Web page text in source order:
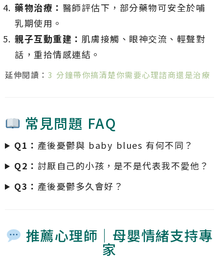
藥物治療： 醫師評估下，部分藥物可安全於哺
乳期使用。
親子互動重建： 肌膚接觸、眼神交流、輕聲對
話，重拾情感連結。
延伸閱讀： 3 分鐘帶你搞清楚你需要心理諮商還是治療
常見問題 FAQ
Q1： 產後憂鬱與 baby blues 有何不同？
Q2： 討厭自己的小孩，是不是代表我不愛他？
Q3： 產後憂鬱多久會好？
推薦心理師｜母嬰情緒支持專
家